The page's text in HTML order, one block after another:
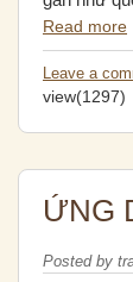
Read more
Leave a
view(1297)
ỨNG
Posted by